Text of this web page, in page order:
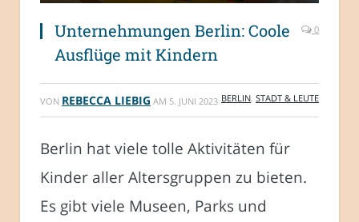
Unternehmungen Berlin: Coole
Ausflüge mit Kindern
0
VON REBECCA LIEBIG AM 5. JUNI 2023 BERLIN STADT & LEUTE
Berlin hat viele tolle Aktivitäten für
Kinder aller Altersgruppen zu bieten.
Es gibt viele Museen, Parks und